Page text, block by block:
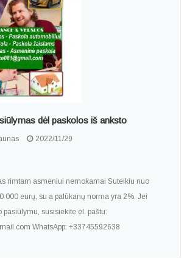
dėl paskolos iš anksto
2022/11/29
rimtam asmeniui nemokamai Suteikiu nuo
000 eurų, su a palūkanų norma yra 2%. Jei
susisiekite el. paštu:
WhatsApp: +33745592638